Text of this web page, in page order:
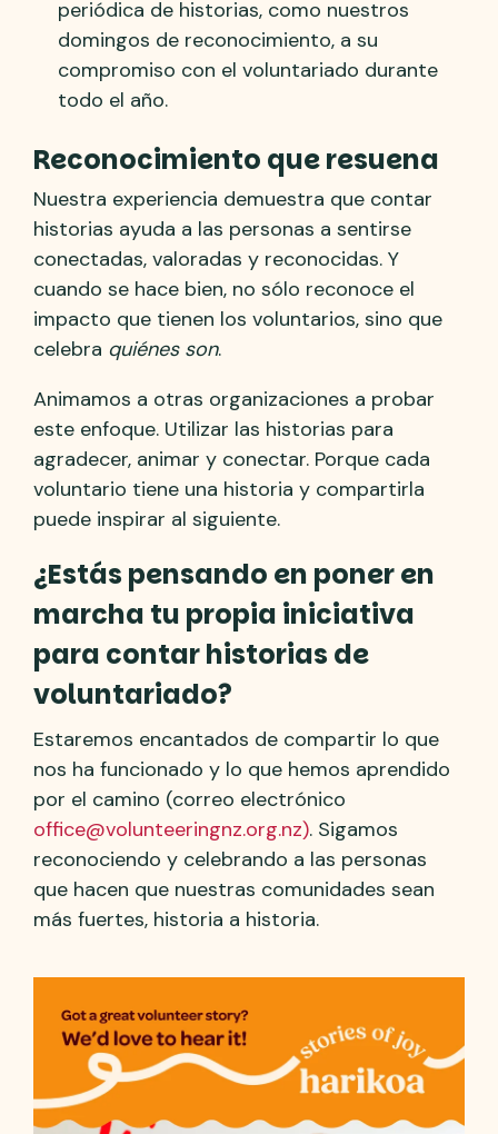
periódica de historias, como nuestros
domingos de reconocimiento, a su
compromiso con el voluntariado durante
todo el año.
Reconocimiento que resuena
Nuestra experiencia demuestra que contar
historias ayuda a las personas a sentirse
conectadas, valoradas y reconocidas. Y
cuando se hace bien, no sólo reconoce el
impacto que tienen los voluntarios, sino que
celebra quiénes son.
Animamos a otras organizaciones a probar
este enfoque. Utilizar las historias para
agradecer, animar y conectar. Porque cada
voluntario tiene una historia y compartirla
puede inspirar al siguiente.
¿Estás pensando en poner en
marcha tu propia iniciativa
para contar historias de
voluntariado?
Estaremos encantados de compartir lo que
nos ha funcionado y lo que hemos aprendido
por el camino (correo electrónico
office@volunteeringnz.org.nz). Sigamos
reconociendo y celebrando a las personas
que hacen que nuestras comunidades sean
más fuertes, historia a historia.